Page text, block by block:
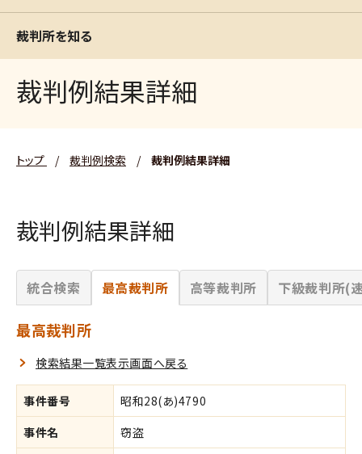
裁判所を知る
裁判例結果詳細
トップ / 裁判例検索 / 裁判例結果詳細
裁判例結果詳細
統合検索 最高裁判所 高等裁判所 下級裁判所(
最高裁判所
検索結果一覧表示画面へ戻る
事件番号
昭和28(あ)4790
事件名
窃盗